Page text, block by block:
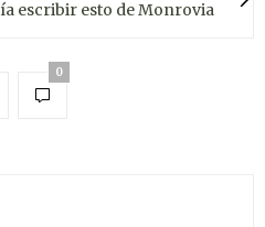
escribir esto de Monrovia
0